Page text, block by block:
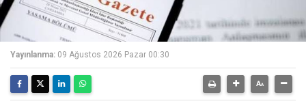
Yayınlanma: 09 Ağustos 2026 Pazar 00:30